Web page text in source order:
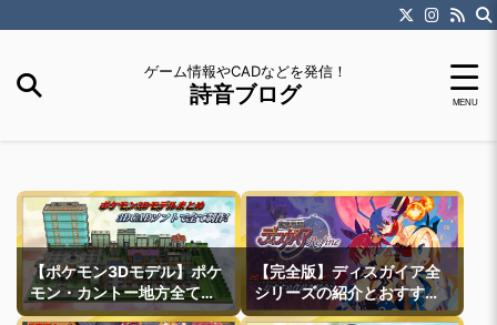
ゲーム情報やCADなどを発信！
詩音ブログ
【ポケモン3Dモデル】ポケ
モン・カントー地方全ての
町モデルなどを紹介
【完全版】ディスガイア全
シリーズの紹介とおすすめ
作品紹介